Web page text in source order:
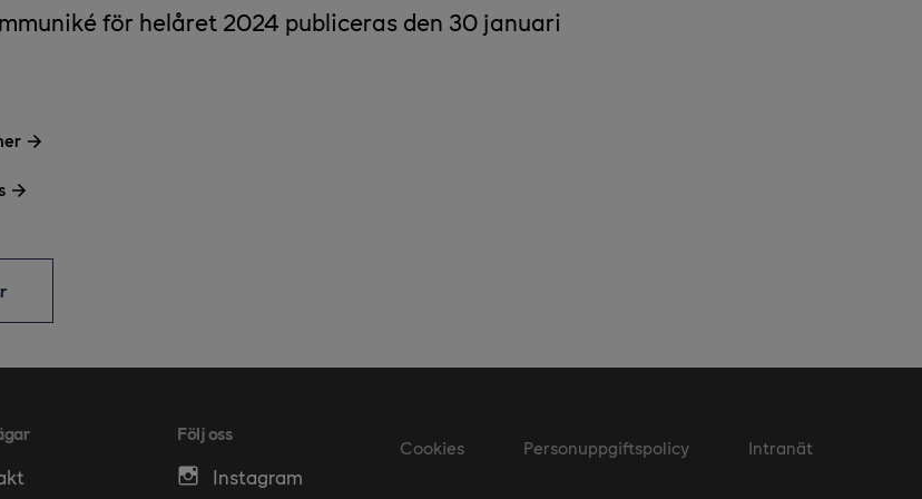
för helåret 2024 publiceras den 30 januari
Följ oss
Instagram
Cookies Personuppgiftspolicy Intranät